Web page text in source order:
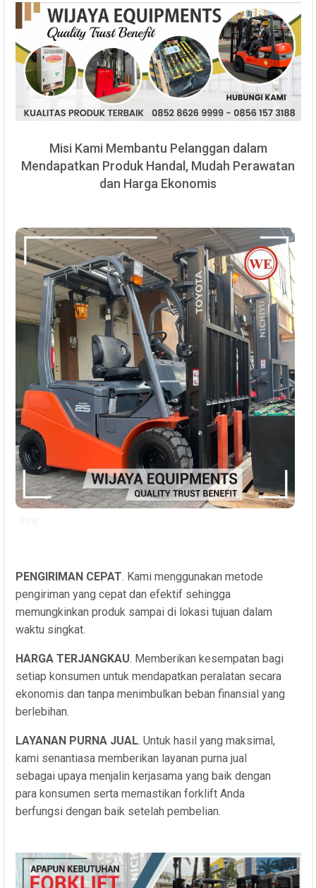
Misi Kami Membantu Pelanggan dalam
Mendapatkan Produk Handal, Mudah Perawatan
dan Harga Ekonomis
PENGIRIMAN CEPAT. Kami menggunakan metode
pengiriman yang cepat dan efektif sehingga
memungkinkan produk sampai di lokasi tujuan dalam
waktu singkat.
HARGA TERJANGKAU. Memberikan kesempatan bagi
setiap konsumen untuk mendapatkan peralatan secara
ekonomis dan tanpa menimbulkan beban finansial yang
berlebihan.
LAYANAN PURNA JUAL. Untuk hasil yang maksimal,
kami senantiasa memberikan layanan purna jual
sebagai upaya menjalin kerjasama yang baik dengan
para konsumen serta memastikan forklift Anda
berfungsi dengan baik setelah pembelian.